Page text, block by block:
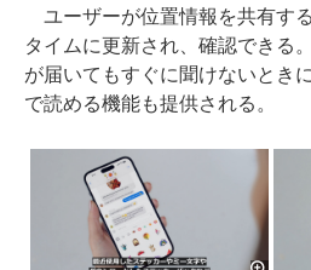
ユーザーが位置情報を共有す
タイムに更新され、確認できる
が届いてもすぐに聞けないとき
で読める機能も提供される。